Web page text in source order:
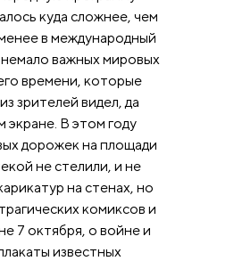
куда сложнее, чем
в международный
важных мировых
времени, которые
зрителей видел, да
В этом году
дорожек на площади
не стелили, и не
на стенах, но
комиксов и
7 октября, о войне и
известных